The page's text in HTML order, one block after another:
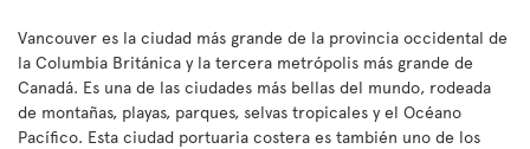
Vancouver es la ciudad más grande de la provincia occidental de
la Columbia Británica y la tercera metrópolis más grande de
Canadá. Es una de las ciudades más bellas del mundo, rodeada
de montañas, playas, parques, selvas tropicales y el Océano
Pacífico. Esta ciudad portuaria costera es también uno de los